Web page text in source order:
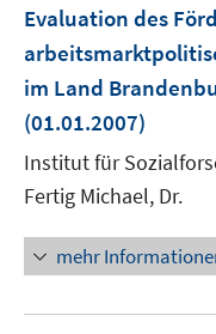
Evaluation des
im Land
(01.01.2007)
Institut für
Fertig Michael, Dr.
mehr